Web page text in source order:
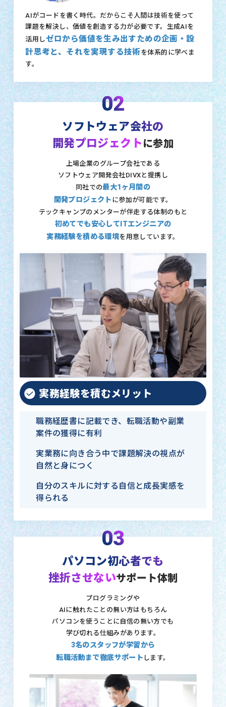
AIがコードを書く時代。だからこそ人間は技術を使って
課題を解決し、価値を創造する力が必要です。生成AIを
活用しゼロから価値を生み出すための企画・設
計思考と、それを実現する技術を体系的に学べま
す。
02
ソフトウェア会社の
開発プロジェクト に参加
上場企業のグループ会社である
ソフトウェア開発会社DIVXと提携し
同社での最大1ヶ月間の
開発プロジェクト に参加が可能です。
テックキャンプのメンターが伴走する体制のもと
初めてでも安心してITエンジニアの
実務経験を積める環境を用意しています。
実務経験を積むメリット
職務経歴書に記載でき、転職活動や副業
案件の獲得に有利
実業務に向き合う中で課題解決の視点が
自然と身につく
自分のスキルに対する自信と成長実感を
得られる
03
パソコン初心者でも
挫折させないサポート体制
プログラミングや
AIに触れたことの無い方はもちろん
パソコンを使うことに自信の無い方でも
学び切れる仕組みがあります。
3名のスタッフが学習から
転職活動まで徹底サポート します。